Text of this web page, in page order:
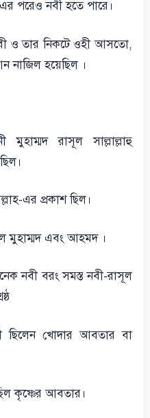
এর পরেও নবী হতে পারে।
ও তার নিকটে ওহী আসতো,
হয়েছিল ।
রাসূল সাল্লাল্লাহু
এর প্রকাশ ছিল।
মুহাম্মদ এবং আহমদ ।
নবী বরং সমস্ত নবী-রাসূল
ছিলেন খোদার আবতার বা
কৃষ্ণের আবতার।